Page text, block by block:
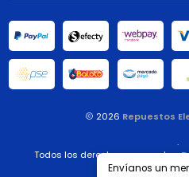
2026 Repuestos
.
Todos los derechos reservados.
Envíanos un